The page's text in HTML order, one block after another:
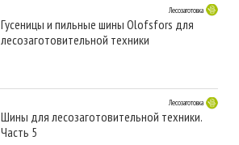
Лесозаготовка
Гусеницы и пильные шины Olofsfors для
лесозаготовительной техники
Лесозаготовка
Шины для лесозаготовительной техники.
Часть 5